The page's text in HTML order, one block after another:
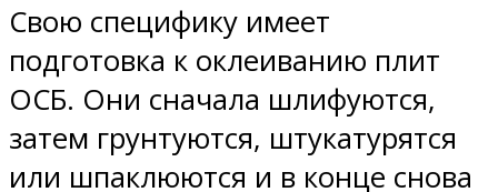
Свою специфику имеет
подготовка к оклеиванию плит
ОСБ. Они сначала шлифуются,
затем грунтуются, штукатурятся
или шпаклюются и в конце снова